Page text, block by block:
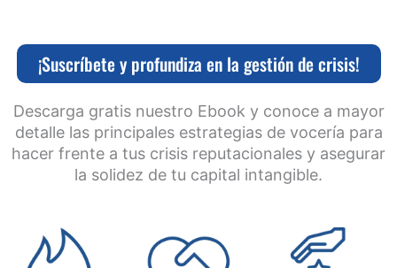
¡Suscríbete y profundiza en la gestión de crisis!
Descarga gratis nuestro Ebook y conoce a mayor
detalle las principales estrategias de vocería para
hacer frente a tus crisis reputacionales y asegurar
la solidez de tu capital intangible.